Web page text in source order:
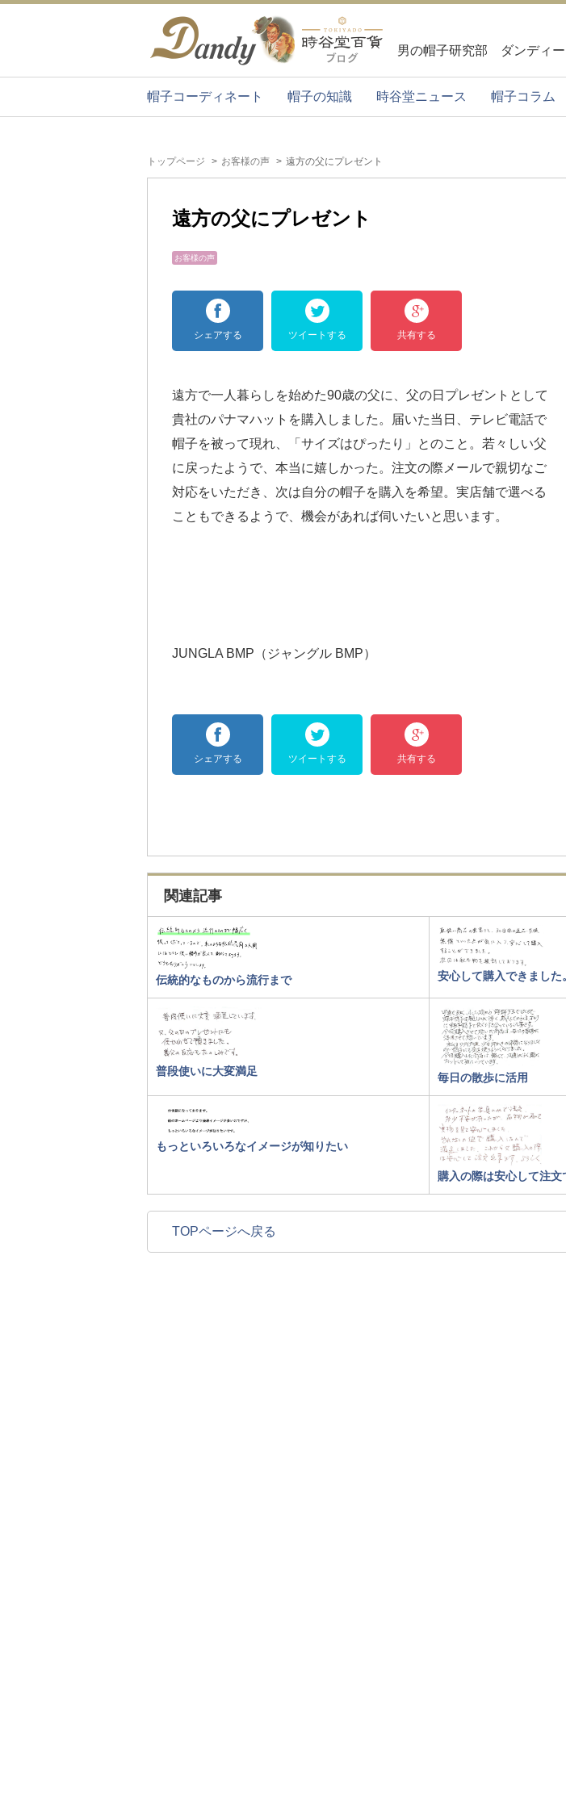
男の帽子研究部 ダンディー
帽子コーディネート 帽子の知識 時谷堂ニュース 帽子コラム
トップページ お客様の声 遠方の父にプレゼント
遠方の父にプレゼント
お客様の声
シェアする ツイートする 共有する
遠方で一人暮らしを始めた90歳の父に、父の日プレゼントとして
貴社のパナマハットを購入しました。届いた当日、テレビ電話で
帽子を被って現れ、「サイズはぴったり」とのこと。若々しい父
に戻ったようで、本当に嬉しかった。注文の際メールで親切なご
対応をいただき、次は自分の帽子を購入を希望。実店舗で選べる
こともできるようで、機会があれば伺いたいと思います。
JUNGLA BMP（ジャングル BMP）
シェアする ツイートする 共有する
関連記事
伝統的なものから流行まで 安心して購入できました。
普段使いに大変満足 毎日の散歩に活用
もっといろいろなイメージが知りたい
購入の際は安心して注文
TOPページへ戻る